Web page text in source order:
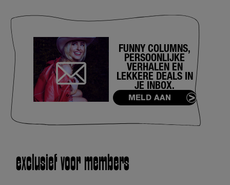
FUNNY COLUMNS,
PERSOONLIJKE
VERHALEN EN
LEKKERE DEALS IN
JE INBOX.
MELD AAN
exclusief voor members